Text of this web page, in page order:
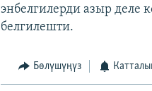
энбелгилерди азыр деле
белгилешти.
Бөлүшүңүз